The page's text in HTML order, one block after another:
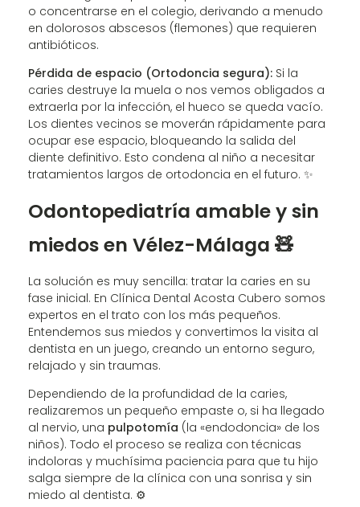
o concentrarse en el colegio, derivando a menudo
en dolorosos abscesos (flemones) que requieren
antibióticos.
Pérdida de espacio (Ortodoncia segura): Si la
caries destruye la muela o nos vemos obligados a
extraerla por la infección, el hueco se queda vacío.
Los dientes vecinos se moverán rápidamente para
ocupar ese espacio, bloqueando la salida del
diente definitivo. Esto condena al niño a necesitar
tratamientos largos de ortodoncia en el futuro. ✨
Odontopediatría amable y sin
miedos en Vélez-Málaga 🧸
La solución es muy sencilla: tratar la caries en su
fase inicial. En Clínica Dental Acosta Cubero somos
expertos en el trato con los más pequeños.
Entendemos sus miedos y convertimos la visita al
dentista en un juego, creando un entorno seguro,
relajado y sin traumas.
Dependiendo de la profundidad de la caries,
realizaremos un pequeño empaste o, si ha llegado
al nervio, una pulpotomía (la «endodoncia» de los
niños). Todo el proceso se realiza con técnicas
indoloras y muchísima paciencia para que tu hijo
salga siempre de la clínica con una sonrisa y sin
miedo al dentista. ⚙️